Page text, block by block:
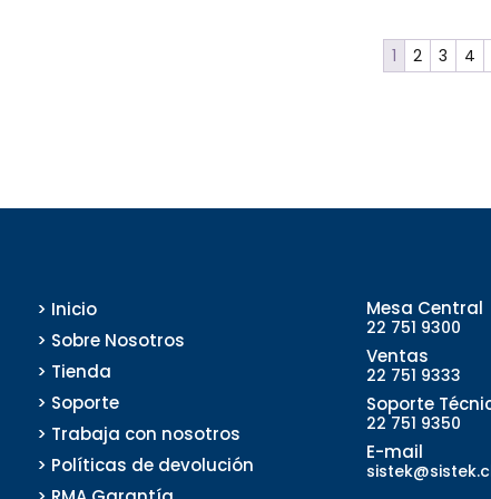
1 2 3 4
> Inicio
> Sobre Nosotros
> Tienda
> Soporte
> Trabaja con nosotros
> Políticas de devolución
Mesa Central
22 751 9300
Ventas
22 751 9333
Soporte
22 751 9350
E-mail